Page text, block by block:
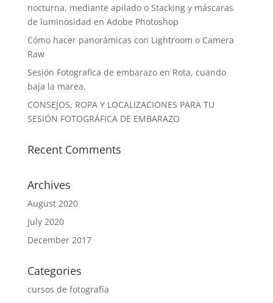
nocturna, mediante apilado o Stacking y máscaras
de luminosidad en Adobe Photoshop
Cómo hacer panorámicas con Lightroom o Camera
Raw
Sesión Fotografica de embarazo en Rota, cuando
baja la marea.
CONSEJOS, ROPA Y LOCALIZACIONES PARA TU
SESIÓN FOTOGRÁFICA DE EMBARAZO
Recent Comments
Archives
August 2020
July 2020
December 2017
Categories
cursos de fotografía